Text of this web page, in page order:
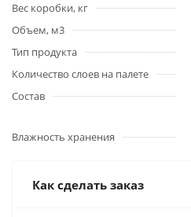
Вес коробки, кг
Объем, м3
Тип продукта
Количество слоев на палете
Состав
Влажность хранения
Как сделать заказ